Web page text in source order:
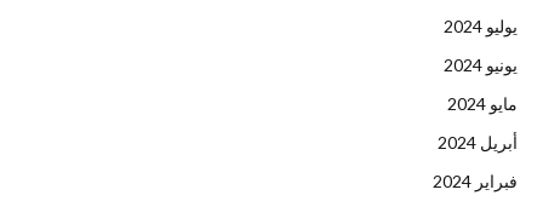
يوليو 2024
يونيو 2024
مايو 2024
أبريل 2024
فبراير 2024